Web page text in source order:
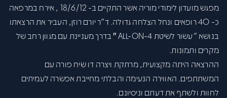
מפגש מועדון לימודי מוריה אשר התקיים ב- 18/6/12 , אירח במרפאה
כ- 40 רופאים ונחל הצלחה גדולה. ד"ר יורם רוזן, העביר את הרצאתו
בנושא "עשור לשיטת ALL-ON-4 ″ בדרך מעניינת עם מגוון רחב של
מקרים ותמונות.
ההרצאה היתה מקצועית, מרתקת ויצרה דו שיח פורה עם
המשתתפים. האווירה הנעימה והבלתי מחייבת אפשרה לעמיתים
לחוות ולשתף את דעתם וניסיונם.